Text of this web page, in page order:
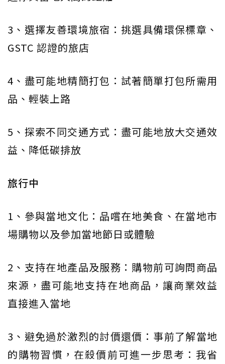
3、選擇友善環境旅宿：挑選具備環保標章、
GSTC 認證的旅店
4、盡可能地精簡打包：試著簡單打包所需用
品、輕裝上路
5、探索不同交通方式：盡可能地放大交通效
益、降低碳排放
旅行中
1、參與當地文化：品嚐在地美食、在當地市
場購物以及參加當地節日或體驗
2、支持在地產品及服務：購物前可詢問商品
來源，盡可能地支持在地商品，讓商業效益
直接進入當地
3、避免過於激烈的討價還價：事前了解當地
的購物習慣，在殺價前可進一步思考：我省